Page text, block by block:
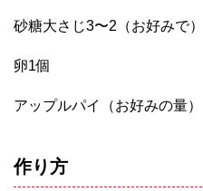
砂糖大さじ3〜2（お好みで）
卵1個
アップルパイ（お好みの量）
作り方